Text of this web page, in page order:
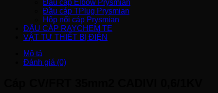
Đầu cáp Elbow Prysmian
Đầu cáp TPlug Prysmian
Hộp nối cáp Prysmian
ĐẦU CÁP RAYCHEM TE
VẬT TƯ THIẾT BỊ ĐIỆN
Mô tả
Đánh giá (0)